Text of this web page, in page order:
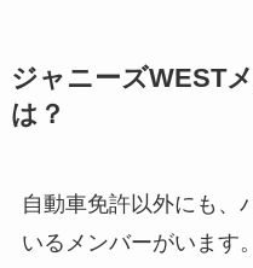
ジャニーズWEST
は？
自動車免許以外にも、
いるメンバーがいます。